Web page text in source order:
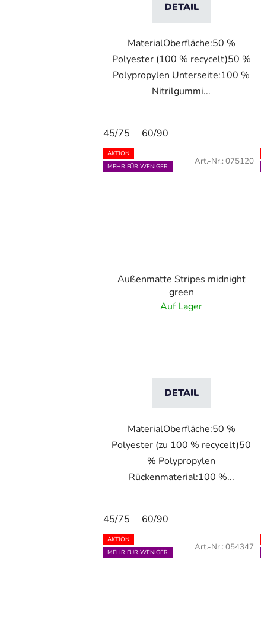
DETAIL
MaterialOberfläche:50 %
Polyester (100 % recycelt)50 %
Polypropylen Unterseite:100 %
Nitrilgummi...
45/75 60/90
AKTION
MEHR FÜR WENIGER
Außenmatte Stripes midnight
green
Auf Lager
DETAIL
MaterialOberfläche:50 %
Polyester (zu 100 % recycelt)50
% Polypropylen
Rückenmaterial:100 %...
45/75 60/90
Art.-Nr.: 075120
AKTION
MEHR FÜR WENIGER
Art.-Nr.: 054347